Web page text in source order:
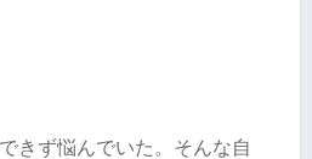
きず悩んでいた。そんな自